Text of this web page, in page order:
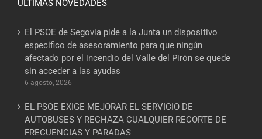
ÚLTIMAS NOVEDADES
El PSOE de Segovia pide a la Junta un dispositivo
específico de asesoramiento para que ningún
afectado por el incendio del Valle del Pirón se quede
sin acceder a las ayudas
6 agosto, 2026
EL PSOE EXIGE MEJORAR EL SERVICIO DE
AUTOBUSES Y RECHAZA CUALQUIER RECORTE DE
FRECUENCIAS Y PARADAS